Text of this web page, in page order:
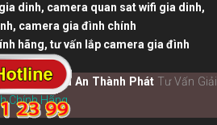
dinh, camera quan sat wifi gia dinh,
camera gia đình chính
hãng, tư vấn lắp camera gia đình
| Camera An Thành Phát Tư Vấn Giải
Chính Hãng